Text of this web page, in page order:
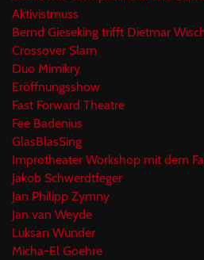
Aktivistmuss
Bernd Gieseking trifft Dietmar
Crossover Slam
Duo Mimikry
Eröffnungsshow
Fast Forward Theatre
Fee Badenius
GlasBlasSing
Improtheater Workshop mit dem
Jakob Schwerdtfeger
Jan Philipp Zymny
Jan van Weyde
Luksan Wunder
Micha-El Goehre